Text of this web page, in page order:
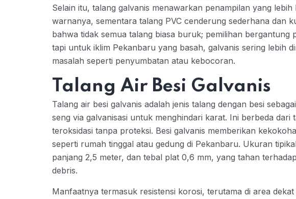
Selain itu, talang galvanis menawarkan penampilan yang lebih
warnanya, sementara talang PVC cenderung sederhana dan
bahwa tidak semua talang biasa buruk; pemilihan bergantung
tapi untuk iklim Pekanbaru yang basah, galvanis sering lebih
masalah seperti penyumbatan atau kebocoran.
Talang Air Besi Galvanis
Talang air besi galvanis adalah jenis talang dengan besi
seng via galvanisasi untuk menghindari karat. Ini berbeda dari
teroksidasi tanpa proteksi. Besi galvanis memberikan
seperti rumah tinggal atau gedung di Pekanbaru. Ukuran
panjang 2,5 meter, dan tebal plat 0,6 mm, yang tahan
debris.
Manfaatnya termasuk resistensi korosi, terutama di area